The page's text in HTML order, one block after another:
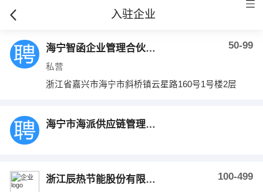
入驻企业
海宁智函企业管理合伙企业（有限合伙） 50-99
私营
浙江省嘉兴市海宁市斜桥镇云星路160号1号楼2层
海宁市海派供应链管理有限公司
浙江辰热节能股份有限公司 100-499